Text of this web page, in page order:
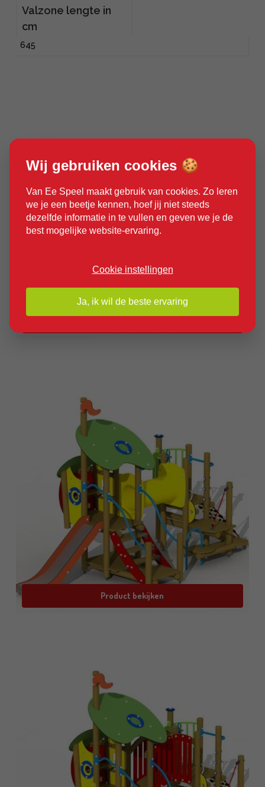
Valzone lengte in
cm
645
Product bekijken
Wij gebruiken cookies 🍪
Van Ee Speel maakt gebruik van cookies. Zo leren
we je een beetje kennen, hoef jij niet steeds
dezelfde informatie in te vullen en geven we je de
best mogelijke website-ervaring.
Cookie instellingen
Ja, ik wil de beste ervaring